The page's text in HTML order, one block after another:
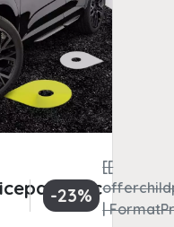
[[
|
-23%